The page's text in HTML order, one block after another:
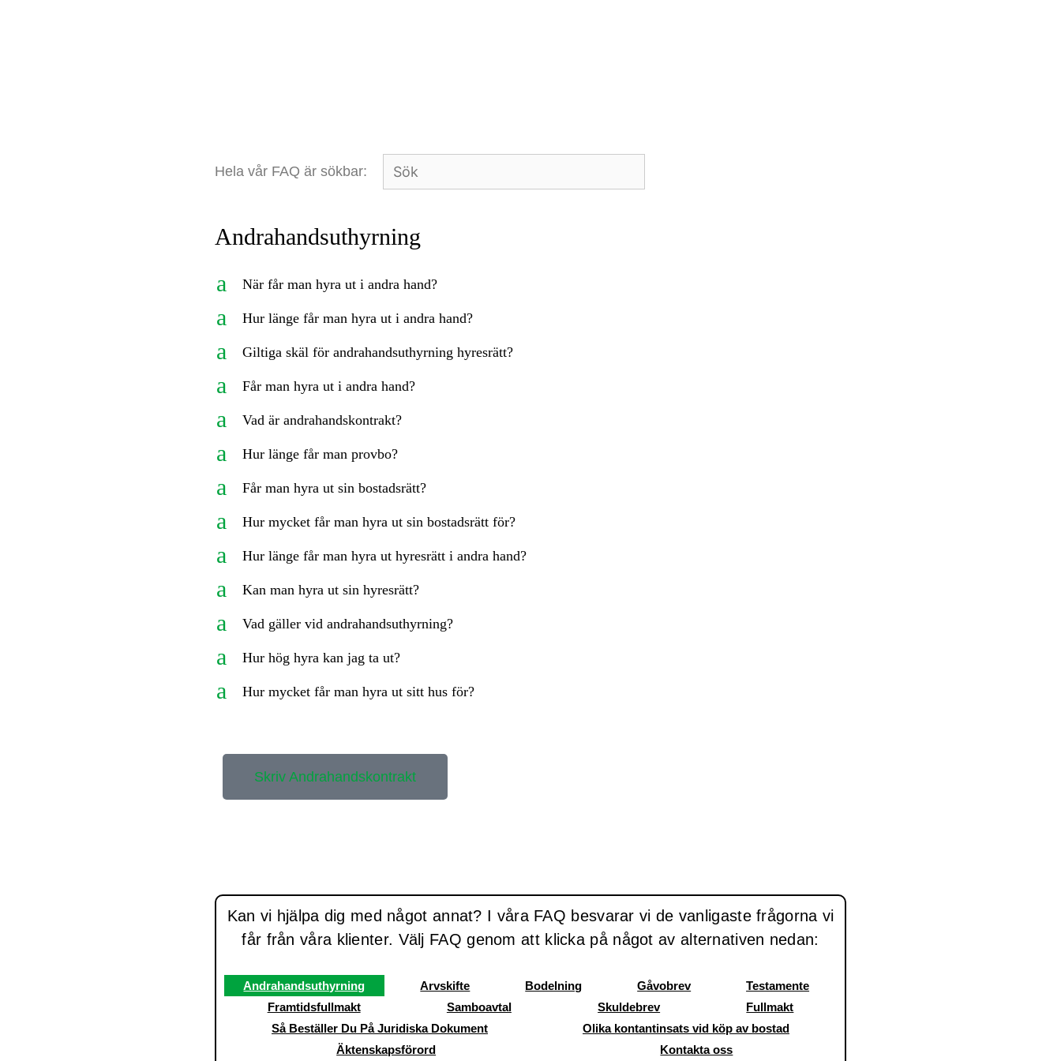
Hela vår FAQ är sökbar:
Andrahandsuthyrning
a
När får man hyra ut i andra hand?
a Hur länge får man hyra ut i andra hand?
a Giltiga skäl för andrahandsuthyrning hyresrätt?
a Får man hyra ut i andra hand?
a Vad är andrahandskontrakt?
a Hur länge får man provbo?
a Får man hyra ut sin bostadsrätt?
a Hur mycket får man hyra ut sin bostadsrätt för?
a Hur länge får man hyra ut hyresrätt i andra hand?
a Kan man hyra ut sin hyresrätt?
a Vad gäller vid andrahandsuthyrning?
a Hur hög hyra kan jag ta ut?
a Hur mycket får man hyra ut sitt hus för?
Skriv Andrahandskontrakt
Kan vi hjälpa dig med något annat? I våra FAQ besvarar vi de vanligaste frågorna vi
får från våra klienter. Välj FAQ genom att klicka på något av alternativen nedan:
Andrahandsuthyrning Arvskifte Bodelning Gåvobrev
Testamente
Framtidsfullmakt
Samboavtal Skuldebrev
Fullmakt
Så Beställer Du På Juridiska Dokument
Olika kontantinsats vid köp av bostad
Äktenskapsförord
Kontakta oss